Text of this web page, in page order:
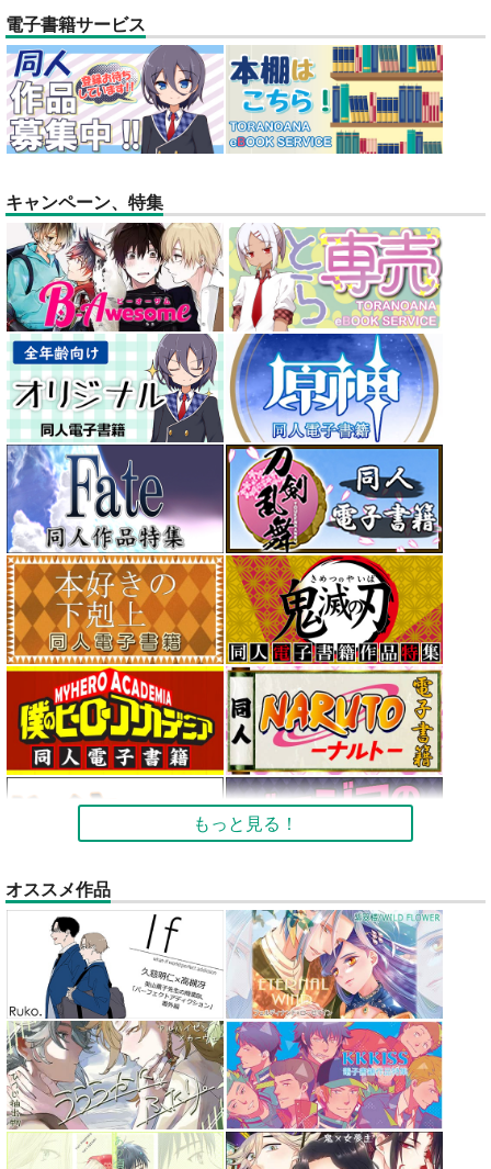
電子書籍サービス
キャンペーン、特集
もっと見る！
オススメ作品